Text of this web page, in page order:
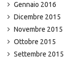
Gennaio 2016
Dicembre 2015
Novembre 2015
Ottobre 2015
Settembre 2015